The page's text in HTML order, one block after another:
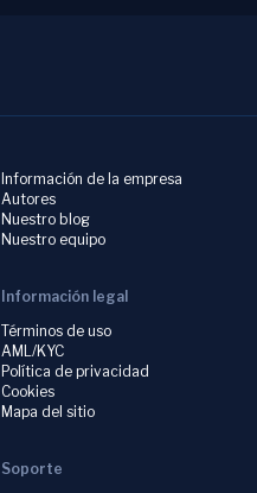
Información de la empresa
Autores
Nuestro blog
Nuestro equipo
Información legal
Términos de uso
AML/KYC
Política de privacidad
Cookies
Mapa del sitio
Soporte